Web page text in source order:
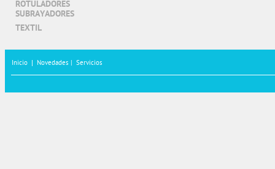
ROTULADORES
SUBRAYADORES
TEXTIL
Inicio | Novedades | Servicios